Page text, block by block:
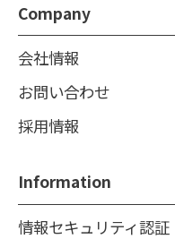
Company
会社情報
お問い合わせ
採用情報
Information
情報セキュリティ認証